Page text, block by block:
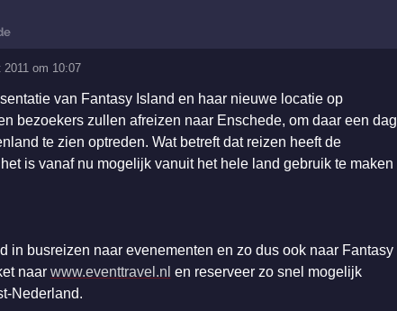
2011 om 10:07
van Fantasy Island en haar nieuwe locatie op
bezoekers zullen afreizen naar Enschede, om daar een dag
te zien optreden. Wat betreft dat reizen heeft de
is vanaf nu mogelijk vanuit het hele land gebruik te maken
in busreizen naar evenementen en zo dus ook naar Fantasy
naar www.eventtravel.nl en reserveer zo snel mogelijk
Nederland.